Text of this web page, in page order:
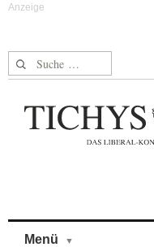
Suche nach:
Menü